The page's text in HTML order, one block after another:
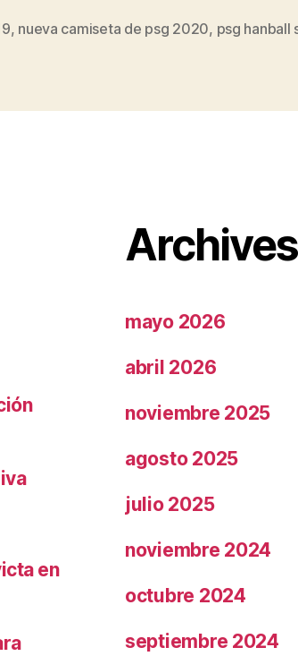
, nueva camiseta de psg 2020, psg hanball
en
Archives
mayo 2026
abril 2026
noviembre 2025
agosto 2025
julio 2025
noviembre 2024
octubre 2024
septiembre 2024